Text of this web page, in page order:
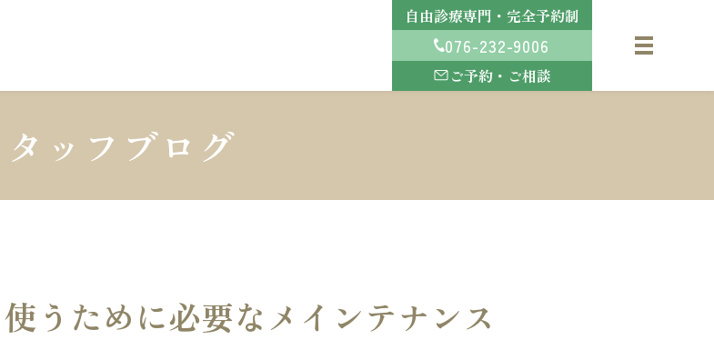
自由診療専門・完全予約制
076-232-9006
ご予約・ご相談
タッフブログ
うために必要なメインテナンス